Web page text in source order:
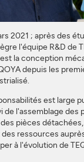
2021 ; après des
l'équipe R&D de
la conception
depuis les
est large
de l'assemblage
pièces
ressources
à l'évolution de